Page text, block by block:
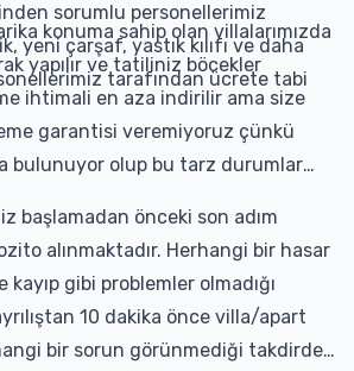
sorumlu personellerimiz
yeni çarşaf, yastık kılıfı ve daha
tarafından ücrete tabi
konuma sahip olan villalarımızda
yapılır ve tatiliniz böcekler
ihtimali en aza indirilir ama size
garantisi veremiyoruz çünkü
bulunuyor olup bu tarz durumlar
başlamadan önceki son adım
alınmaktadır. Herhangi bir hasar
kayıp gibi problemler olmadığı
10 dakika önce villa/apart
bir sorun görünmediği takdirde